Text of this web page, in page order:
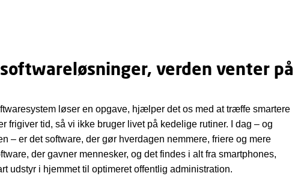
verden venter på
løser en opgave, hjælper det os med at træffe smartere
frigiver tid, så vi ikke bruger livet på kedelige rutiner. I dag – og
– er det software, der gør hverdagen nemmere, friere og mere
der gavner mennesker, og det findes i alt fra smartphones,
udstyr i hjemmet til optimeret offentlig administration.